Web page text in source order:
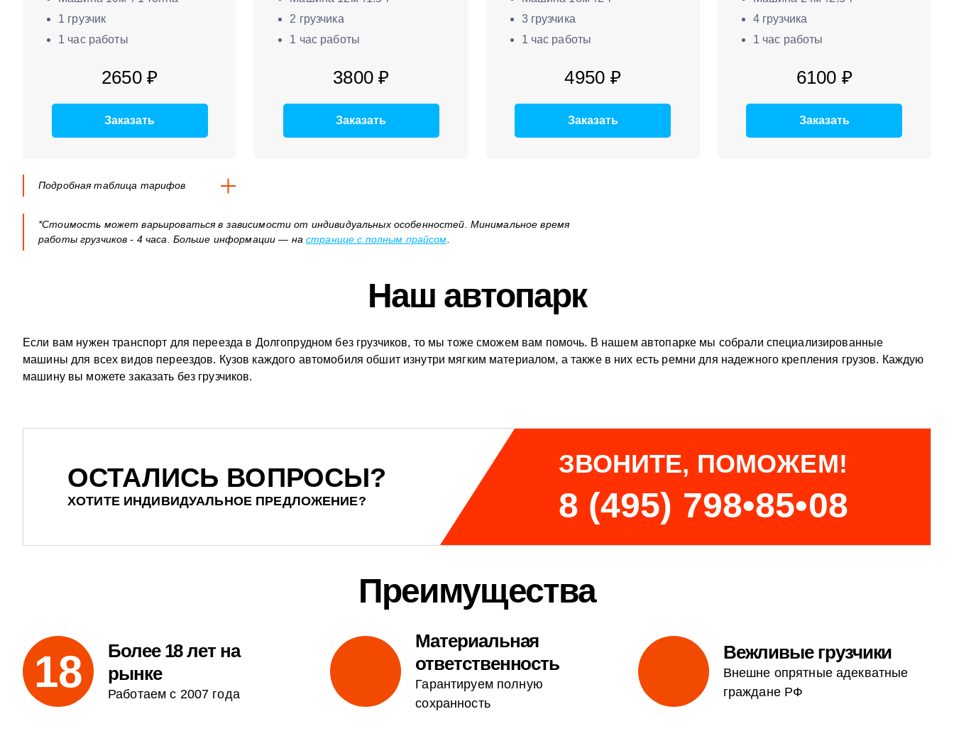
1 грузчик
1 час работы
2650 ₽
Заказать
2 грузчика
1 час работы
3800 ₽
Заказать
3 грузчика
1 час работы
4950 ₽
Заказать
4 грузчика
1 час работы
6100 ₽
Заказать
Подробная таблица тарифов
*Стоимость может варьироваться в зависимости от индивидуальных особенностей. Минимальное время
работы грузчиков - 4 часа. Больше информации — настранице с полным прайсом
Наш автопарк
Если вам нужен транспорт для переезда в Долгопрудном без грузчиков, то мы тоже сможем вам помочь. В нашем автопарке мы собрали специализированные
машины для всех видов переездов. Кузов каждого автомобиля обшит изнутри мягким материалом, а также в них есть ремни для надежного крепления грузов. Каждую
машину вы можете заказать без грузчиков.
ОСТАЛИСЬ ВОПРОСЫ?
ХОТИТЕ ИНДИВИДУАЛЬНОЕ ПРЕДЛОЖЕНИЕ?
ЗВОНИТЕ, ПОМОЖЕМ!
8 (495) 798•85•08
Преимущества
18
Более 18 лет на
рынке
Работаем с 2007 года
Материальная
ответственность
Гарантируем полную
сохранность
Вежливые грузчики
Внешне опрятные адекватные
граждане РФ